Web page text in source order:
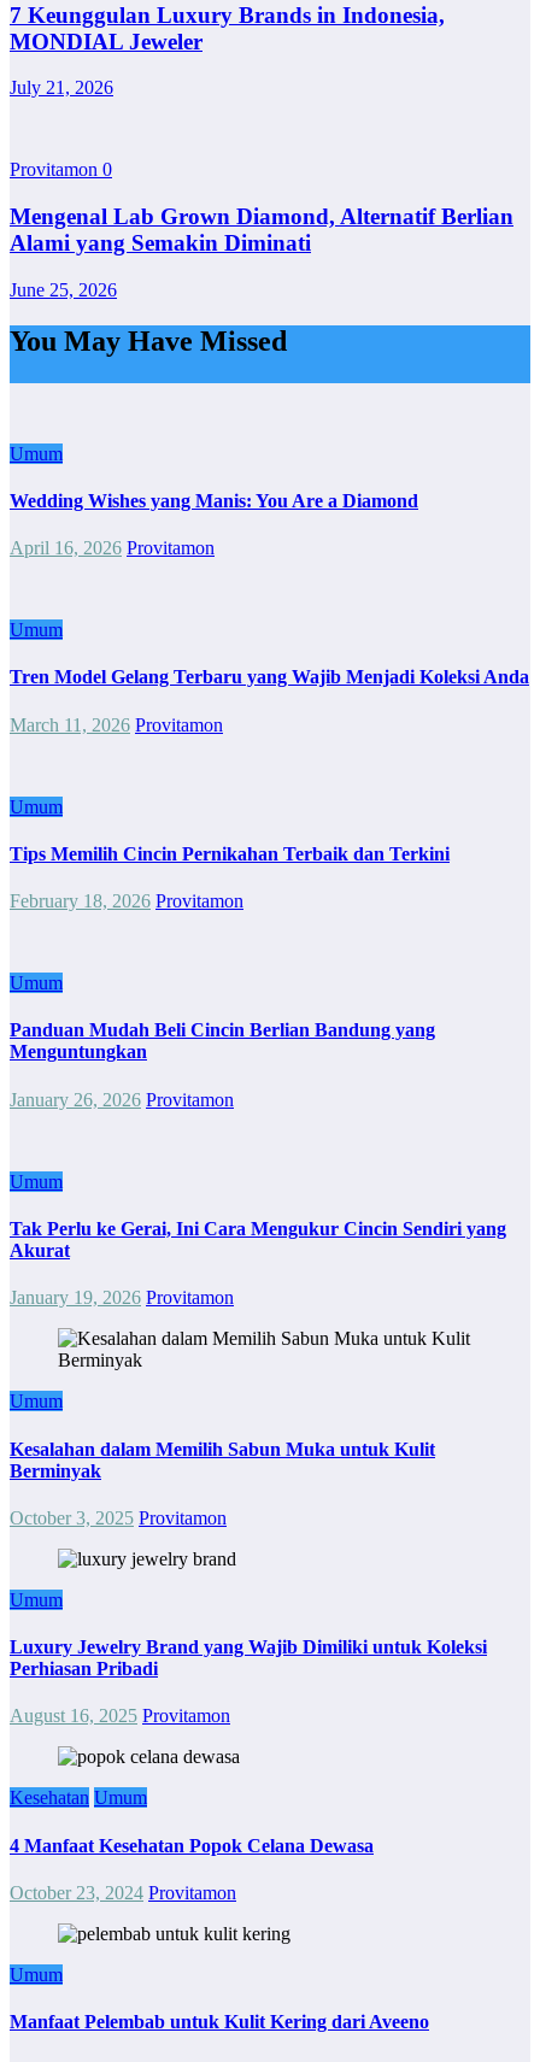
7 Keunggulan Luxury Brands in Indonesia,
MONDIAL Jeweler
July 21, 2026
Provitamon 0
Mengenal Lab Grown Diamond, Alternatif Berlian
Alami yang Semakin Diminati
June 25, 2026
You May Have Missed
Umum
Wedding Wishes yang Manis: You Are a Diamond
April 16, 2026 Provitamon
Umum
Tren Model Gelang Terbaru yang Wajib Menjadi Koleksi Anda
March 11, 2026 Provitamon
Umum
Tips Memilih Cincin Pernikahan Terbaik dan Terkini
February 18, 2026 Provitamon
Umum
Panduan Mudah Beli Cincin Berlian Bandung yang
Menguntungkan
January 26, 2026 Provitamon
Umum
Tak Perlu ke Gerai, Ini Cara Mengukur Cincin Sendiri yang
Akurat
January 19, 2026 Provitamon
Umum
Kesalahan dalam Memilih Sabun Muka untuk Kulit
Berminyak
October 3, 2025 Provitamon
Umum
Luxury Jewelry Brand yang Wajib Dimiliki untuk Koleksi
Perhiasan Pribadi
August 16, 2025 Provitamon
Kesehatan Umum
4 Manfaat Kesehatan Popok Celana Dewasa
October 23, 2024 Provitamon
Umum
Manfaat Pelembab untuk Kulit Kering dari Aveeno